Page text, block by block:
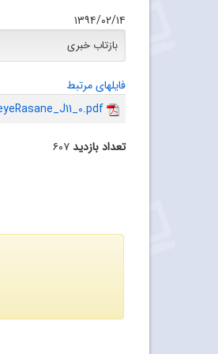
۱۳۹۴/۰۲/۱۴
بازتاب خبری
فایلهای مرتبط
تعداد بازدید۶۰۷